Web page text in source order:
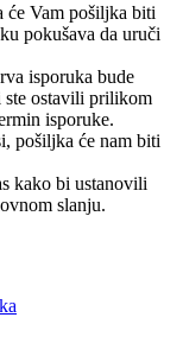
će Vam pošiljka biti
pokušava da uruči
isporuka bude
ste ostavili prilikom
isporuke.
pošiljka će nam biti
kako bi ustanovili
slanju.